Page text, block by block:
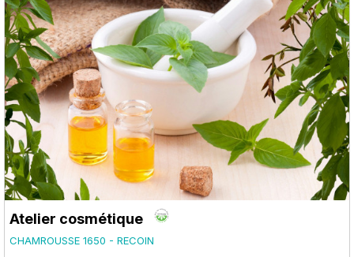
Atelier cosmétique
CHAMROUSSE 1650 - RECOIN